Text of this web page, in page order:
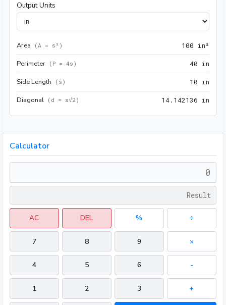
Output Units
Area (A = s² ) 100 in²
Perimeter ( P = 4s ) 40 in
Side Length ( s ) 10 in
Diagonal ( d = s√2) 14. 142136 in
Calculator
AC DEL % ÷
7 8 9 ×
4 5 6 -
1 2 3 +